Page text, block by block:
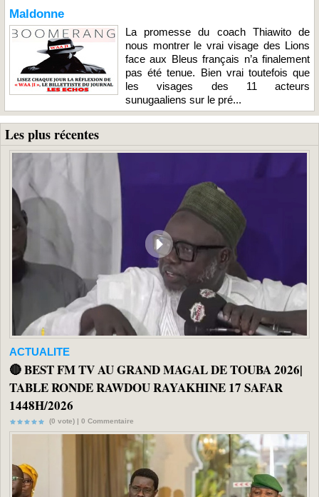
Maldonne
La promesse du coach Thiawito de
nous montrer le vrai visage des Lions
face aux Bleus français n’a finalement
pas été tenue. Bien vrai toutefois que
les visages des 11 acteurs
sunugaaliens sur le pré...
Les plus récentes
ACTUALITE
🔴 BEST FM TV AU GRAND MAGAL DE TOUBA 2026|
TABLE RONDE RAWDOU RAYAKHINE 17 SAFAR
1448H/2026
(0 vote) | 0 Commentaire